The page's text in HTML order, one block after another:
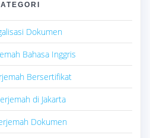
Dokumen
Bahasa Inggris
Bersertifikat
di Jakarta
Dokumen